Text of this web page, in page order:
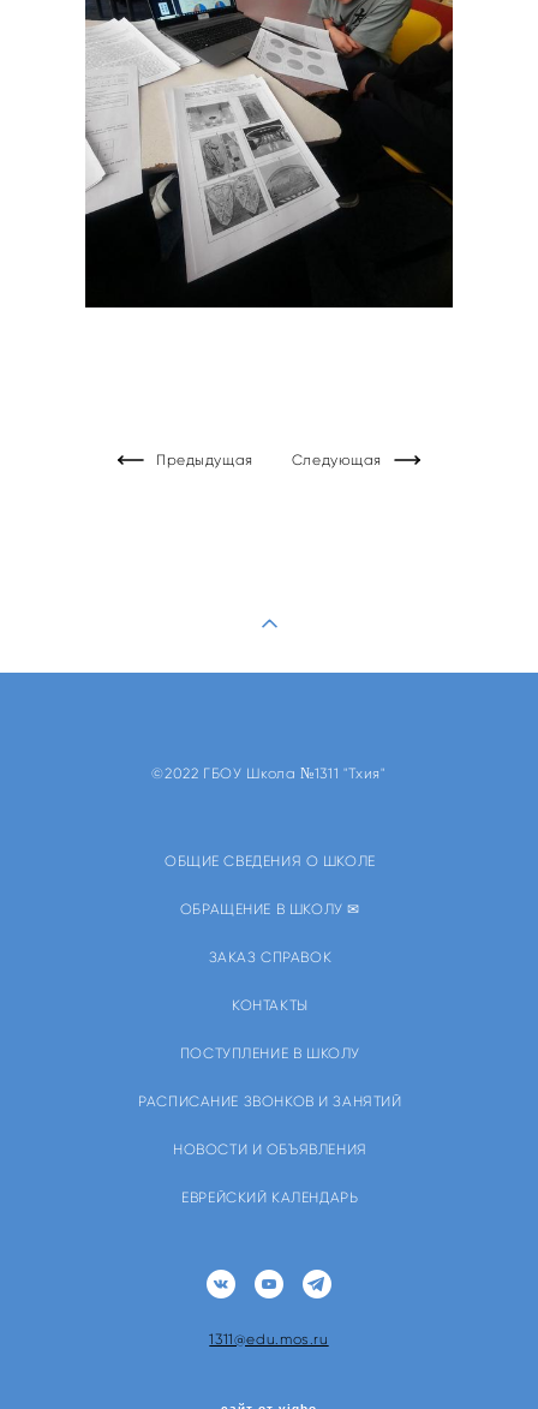
Предыдущая Следующая
©2022 ГБОУ Школа №1311 "Тхия"
ОБЩИЕ СВЕДЕНИЯ О ШКОЛЕ
ОБРАЩЕНИЕ В ШКОЛУ ✉
ЗАКАЗ СПРАВОК
КОНТАКТЫ
ПОСТУПЛЕНИЕ В ШКОЛУ
РАСПИСАНИЕ ЗВОНКОВ И ЗАНЯТИЙ
НОВОСТИ И ОБЪЯВЛЕНИЯ
ЕВРЕЙСКИЙ КАЛЕНДАРЬ
1311@edu.mos.ru